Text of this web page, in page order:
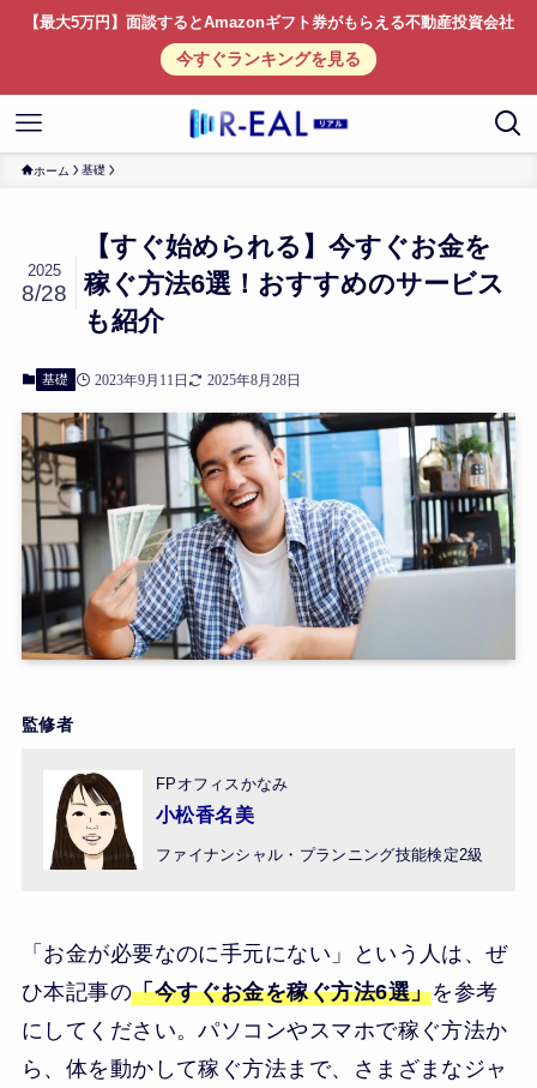
【最大5万円】面談するとAmazonギフト券がもらえる不動産投資会社
今すぐランキングを見る
ホーム 基礎
【すぐ始められる】今すぐお金を
稼ぐ方法6選！おすすめのサービス
も紹介
2025
8/28
基礎 2023年9月11日 2025年8月28日
監修者
FPオフィスかなみ
小松香名美
ファイナンシャル・プランニング技能検定2級
「お金が必要なのに手元にない」という人は、ぜ
ひ本記事の「今すぐお金を稼ぐ方法6選」を参考
にしてください。パソコンやスマホで稼ぐ方法か
ら、体を動かして稼ぐ方法まで、さまざまなジャ